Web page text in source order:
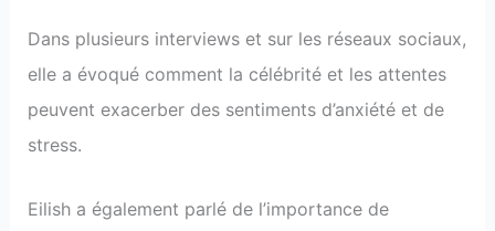
Dans plusieurs interviews et sur les réseaux sociaux,
elle a évoqué comment la célébrité et les attentes
peuvent exacerber des sentiments d’anxiété et de
stress.
Eilish a également parlé de l’importance de